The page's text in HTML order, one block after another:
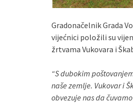
Gradonačelnik Grada
vijećnici položili su
žrtvama Vukovara i
“S dubokim
naše zemlje. Vukovar i
obvezuje nas da